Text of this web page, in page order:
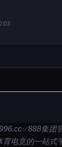
集团
育电竞的一站式